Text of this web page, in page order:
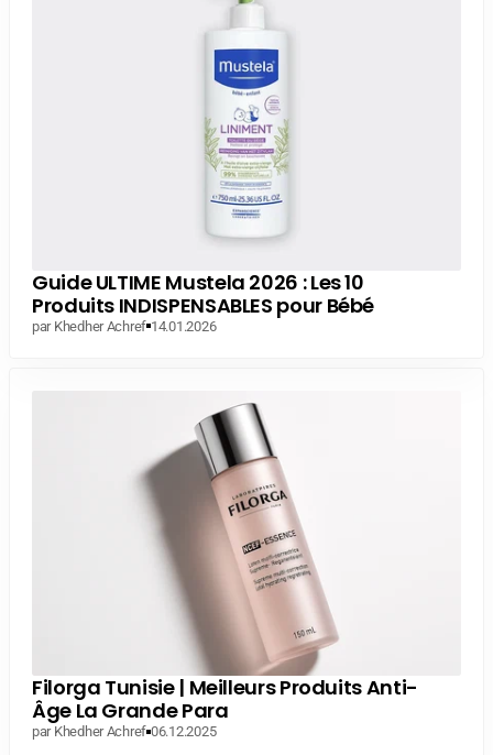
Guide ULTIME Mustela 2026 : Les 10
Produits INDISPENSABLES pour Bébé
par Khedher Achref 14.01.2026
Filorga Tunisie | Meilleurs Produits Anti-
Âge La Grande Para
par Khedher Achref 06.12.2025